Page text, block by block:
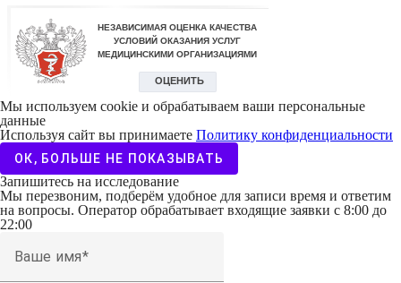
Мы используем cookie и обрабатываем ваши персональные
данные
Используя сайт вы принимаете Политику конфиденциальности
ОК, БОЛЬШЕ НЕ ПОКАЗЫВАТЬ
Запишитесь на исследование
Мы перезвоним, подберём удобное для записи время и ответим
на вопросы. Оператор обрабатывает входящие заявки с 8:00 до
22:00
Ваше имя